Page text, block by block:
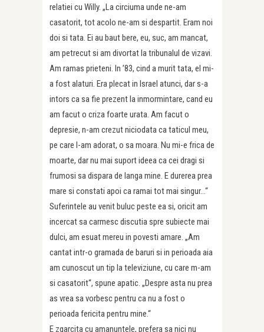
relatiei cu Willy. „La circiuma unde ne-am
casatorit, tot acolo ne-am si despartit. Eram noi
doi si tata. Ei au baut bere, eu, suc, am mancat,
am petrecut si am divortat la tribunalul de vizavi.
Am ramas prieteni. In ’83, cind a murit tata, el mi-
a fost alaturi. Era plecat in Israel atunci, dar s-a
intors ca sa fie prezent la inmormintare, cand eu
am facut o criza foarte urata. Am facut o
depresie, n-am crezut niciodata ca taticul meu,
pe care l-am adorat, o sa moara. Nu mi-e frica de
moarte, dar nu mai suport ideea ca cei dragi si
frumosi sa dispara de langa mine. E durerea prea
mare si constati apoi ca ramai tot mai singur…“
Suferintele au venit buluc peste ea si, oricit am
incercat sa carmesc discutia spre subiecte mai
dulci, am esuat mereu in povesti amare. „Am
cantat intr-o gramada de baruri si in perioada aia
am cunoscut un tip la televiziune, cu care m-am
si casatorit“, spune apatic. „Despre asta nu prea
as vrea sa vorbesc pentru ca nu a fost o
perioada fericita pentru mine.“
E zgarcita cu amanuntele, prefera sa nici nu